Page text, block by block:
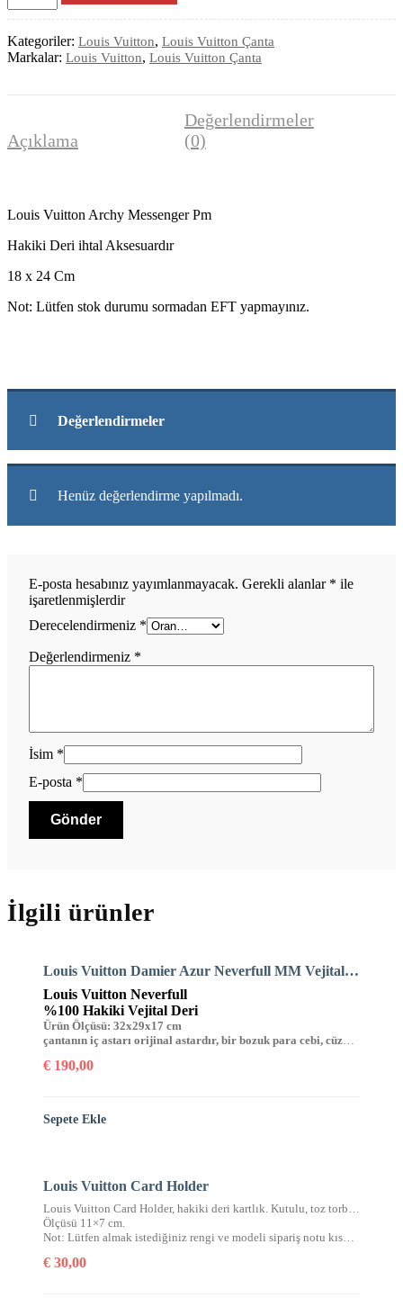
Archy
Messenger
Pm
adet
Kategoriler: Louis Vuitton, Louis Vuitton Çanta
Markalar: Louis Vuitton, Louis Vuitton Çanta
Açıklama
Değerlendirmeler
(0)
Louis Vuitton Archy Messenger Pm
Hakiki Deri ihtal Aksesuardır
18 x 24 Cm
Not: Lütfen stok durumu sormadan EFT yapmayınız.
Değerlendirmeler
Henüz değerlendirme yapılmadı.
E-posta hesabınız yayımlanmayacak. Gerekli alanlar * ile
işaretlenmişlerdir
Derecelendirmeniz *
Değerlendirmeniz *
İsim *
E-posta *
İlgili ürünler
Louis Vuitton Damier Azur Neverfull MM Vejital Deri Orta Boy
Louis Vuitton Neverfull
%100 Hakiki Vejital Deri
Ürün Ölçüsü: 32x29x17 cm
€ 190,00
Sepete Ekle
Louis Vuitton Card Holder
Ölçüsü 11×7 cm.
€ 30,00